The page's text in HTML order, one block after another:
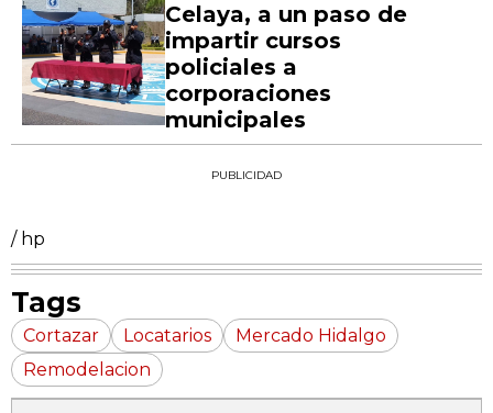
Celaya, a un paso de
impartir cursos
policiales a
corporaciones
municipales
PUBLICIDAD
/ hp
Tags
Cortazar Locatarios
Mercado Hidalgo
Remodelacion